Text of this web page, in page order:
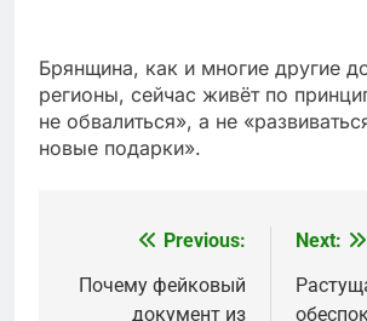
Брянщина, как и многие другие
регионы, сейчас живёт по
не обвалиться», а не
новые подарки».
navigation
Previous:
Почему фейковый
документ из
Next: